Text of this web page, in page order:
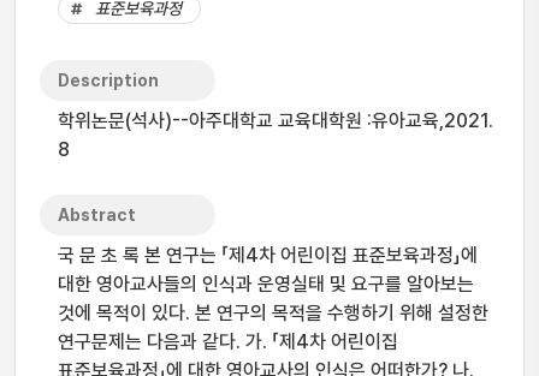
표준보육과정
Description
학위논문(석사)--아주대학교 교육대학원 :유아교육,2021.
8
Abstract
국 문 초 록 본 연구는 「제4차 어린이집 표준보육과정」에
대한 영아교사들의 인식과 운영실태 및 요구를 알아보는
것에 목적이 있다. 본 연구의 목적을 수행하기 위해 설정한
연구문제는 다음과 같다. 가. 「제4차 어린이집
표준보육과정」에 대한 영아교사의 인식은 어떠한가? 나.